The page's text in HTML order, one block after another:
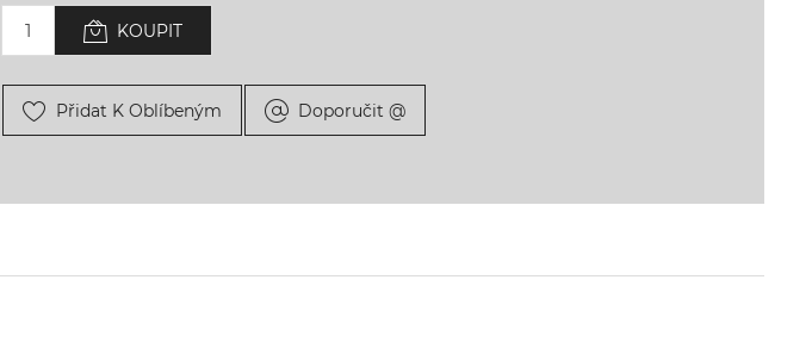
KOUPIT
Přidat K Oblíbeným Doporučit @